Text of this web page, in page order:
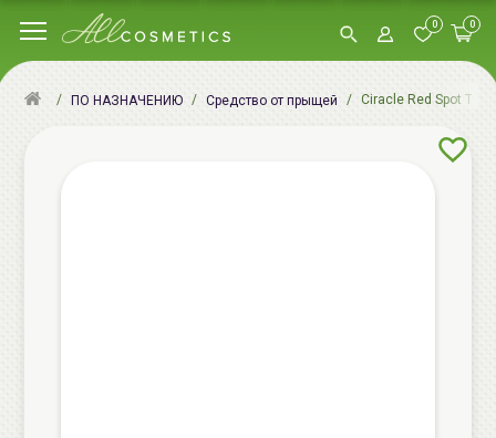
0 0
ПО НАЗНАЧЕНИЮ Cредство от прыщей Ciracle Red Spot